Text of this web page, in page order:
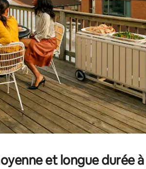
et longue durée